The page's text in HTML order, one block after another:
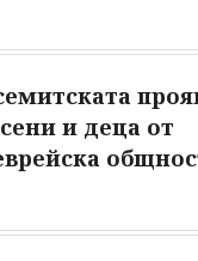
и деца от